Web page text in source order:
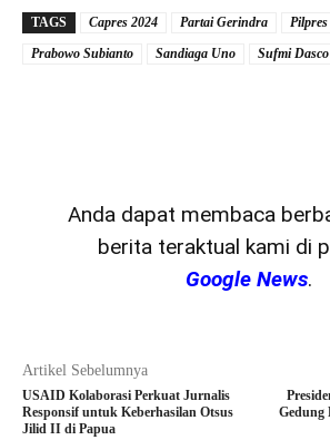
TAGS Capres 2024 Partai Gerindra
Prabowo Subianto
Sandiaga Uno Sufmi
Anda dapat membaca
berita teraktual kami di
Google News.
Artikel Sebelumnya
USAID Kolaborasi Perkuat Jurnalis
Responsif untuk Keberhasilan Otsus
Jilid II di Papua
Gedung